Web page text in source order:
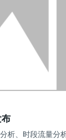
析、时段流量分